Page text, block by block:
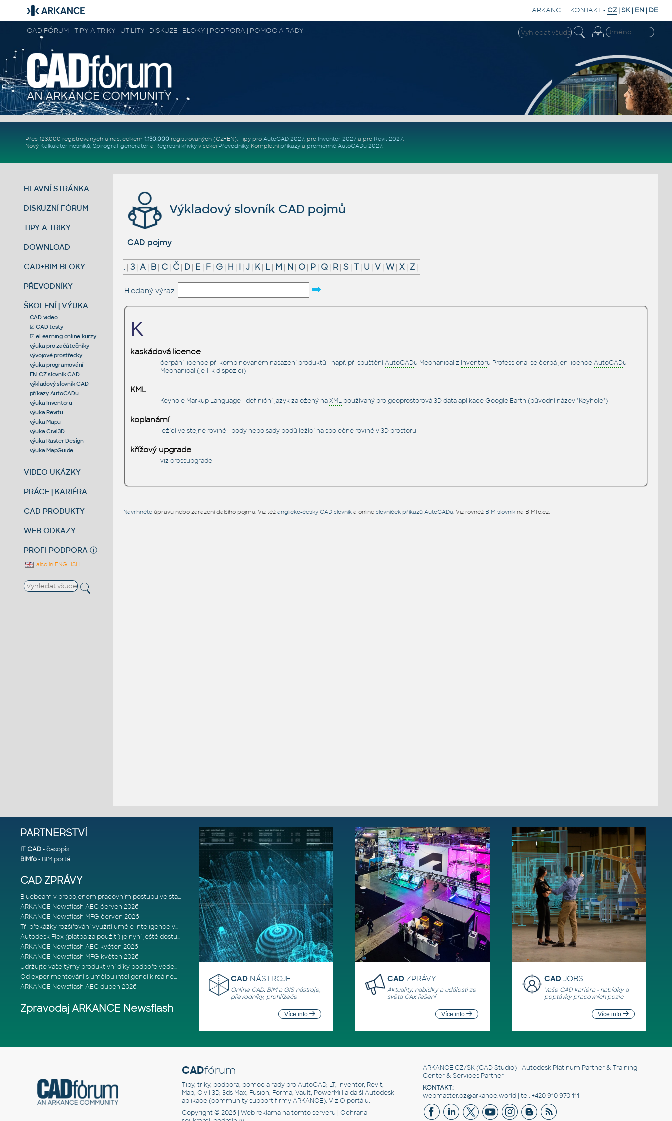
ARKANCE | KONTAKT- CZ |SK | EN | DE
CAD FÓRUM - TIPY A TRIKY | UTILITY | DISKUZE | BLOKY | PODPORA | POMOC A RADY
Přes 123.000 registrovaných u nás, celkem 1.130.000registrovaných (CZ+EN). Tipy pro AutoCAD 2027, pro Inventor 2027a pro Revit 2027.
Nový Kalkulátor nosníků, Spirograf generátor a Regresní křivkyv sekci Převodníky. Kompletní příkazya proměnné AutoCADu 2027.
HLAVNÍ STRÁNKA
DISKUZNÍ FÓRUM
TIPY A TRIKY
DOWNLOAD
CAD+BIM BLOKY
PŘEVODNÍKY
ŠKOLENÍ | VÝUKA
CAD video
☑ CAD testy
☑ eLearning online kurzy
výuka pro začátečníky
vývojové prostředky
výuka programování
EN-CZ slovník CAD
výkladový slovník CAD
příkazy AutoCADu
výuka Inventoru
výuka Revitu
výuka Mapu
výuka Civil3D
výuka Raster Design
výuka MapGuide
VIDEO UKÁZKY
PRÁCE | KARIÉRA
CAD PRODUKTY
WEB ODKAZY
PROFI PODPORA ⓘ
also in ENGLISH
Výkladový slovník CAD pojmů
CAD pojmy
.| 3| A| B| C| Č| D| E | F| G| H | I | J| K| L| M | N| O| P| Q| R| S| T| U | V| W| X| Z|
Hledaný výraz:
K
kaskádová licence
čerpání licence při kombinovaném nasazení produktů - např. při spuštěníAutoCADu Mechanical z Inventoru Professional se čerpá jen licenceAutoCADu
Mechanical (je-li k dispozici)
KML
Keyhole Markup Language - definiční jazyk založený naXMLpoužívaný pro geoprostorová 3D data aplikace Google Earth (původní název "Keyhole")
koplanární
ležící ve stejné rovině - body nebo sady bodů ležící na společné rovině v 3D prostoru
křížový upgrade
viz crossupgrade
Navrhněteúpravu nebo zařazení dalšího pojmu. Viz též anglicko-český CAD slovníka online slovníček příkazů AutoCADu. Viz rovněž BIM slovníkna BIMfo.cz.
PARTNERSTVÍ
IT CAD- časopis
BIMfo- BIM portál
CAD ZPRÁVY
Bluebeam v propojeném pracovním postupu ve stavebnictví: Proč je int
ARKANCE Newsflash AEC červen 2026
ARKANCE Newsflash MFG červen 2026
Tři překážky rozšiřování využití umělé inteligence ve stavebním prům
Autodesk Flex (platba za použití) je nyní ještě dostupnější
ARKANCE Newsflash AEC květen 2026
ARKANCE Newsflash MFG květen 2026
Udržujte vaše týmy produktivní díky podpoře vedené odborníky
Od experimentování s umělou inteligencí k reálnému dopadu na podniká
ARKANCE Newsflash AEC duben 2026
Zpravodaj ARKANCE Newsflash
CAD NÁSTROJE
Online CAD, BIM a GIS nástroje,
převodníky, prohlížeče
Více info
CAD ZPRÁVY
Aktuality, nabídky a události ze
světa CAx řešení
Více info
CADJOBS
Vaše CAD kariéra - nabídky a
poptávky pracovních pozic
Více info
CADfórum
Tipy, triky, podpora, pomoc a rady pro AutoCAD, LT, Inventor, Revit,
Map, Civil 3D, 3ds Max, Fusion, Forma, Vault, PowerMill a další Autodesk
aplikace (community support firmy ARKANCE). Viz O portálu.
Copyright © 2026 | Web reklamana tomto serveru | Ochrana
ARKANCE CZ/SK(CAD Studio) - Autodesk Platinum Partner & Training
Center & Services Partner
KONTAKT:
webmaster.cz@arkance.world | tel. +420 910 970 111